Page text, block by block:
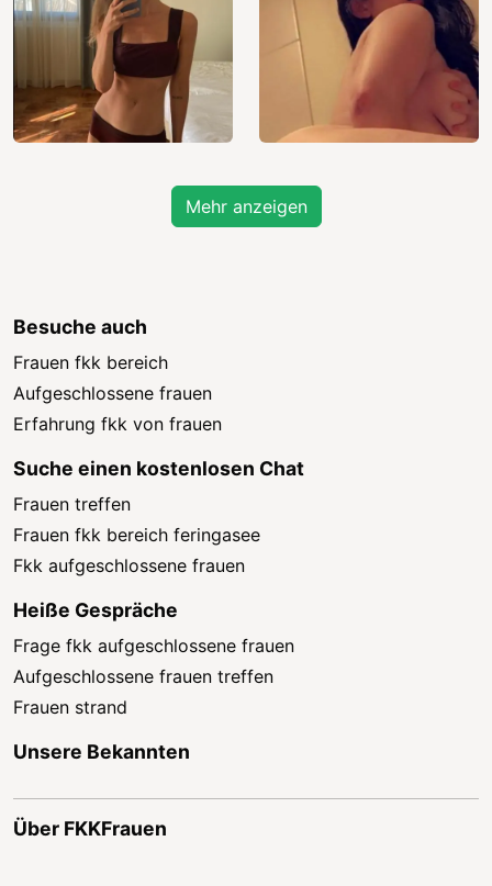
Mehr anzeigen
Besuche auch
Frauen fkk bereich
Aufgeschlossene frauen
Erfahrung fkk von frauen
Suche einen kostenlosen Chat
Frauen treffen
Frauen fkk bereich feringasee
Fkk aufgeschlossene frauen
Heiße Gespräche
Frage fkk aufgeschlossene frauen
Aufgeschlossene frauen treffen
Frauen strand
Unsere Bekannten
Über FKKFrauen